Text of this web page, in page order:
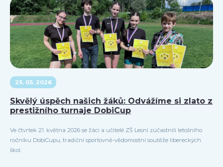
25. 05. 2026
Skvělý úspěch našich žáků: Odvážíme si zlato z
prestižního turnaje DobiCup
Ve čtvrtek 21. května 2026 se žáci a učitelé ZŠ Lesní zúčastnili letošního
ročníku DobiCupu, tradiční sportovně-vědomostní soutěže libereckých
škol.